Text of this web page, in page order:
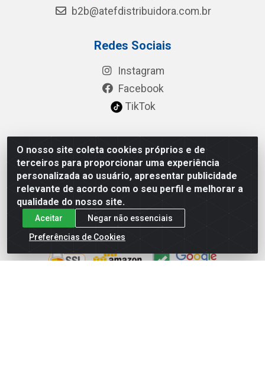
O nosso site coleta cookies próprios e de
terceiros para proporcionar uma experiência
personalizada ao usuário, apresentar publicidade
relevante de acordo com o seu perfil e melhorar a
qualidade do nosso site.
Aceitar
Negar não essenciais
Preferências de Cookies
b2b@atefdistribuidora.com.br
Redes Sociais
Instagram
Facebook
TikTok
Baixe já nosso APP
Site Seguro